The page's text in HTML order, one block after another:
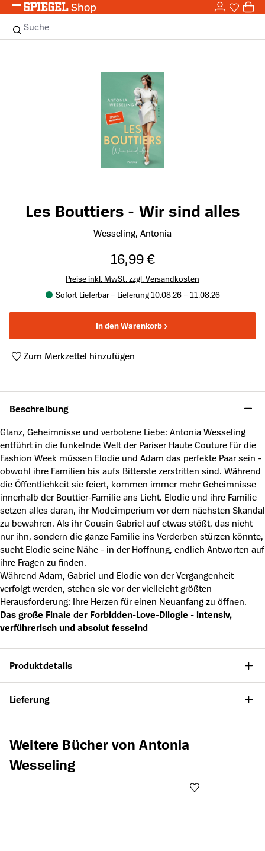
Zum Hauptinhalt springen 0
Suche
Les Bouttiers - Wir sind alles
Wesseling, Antonia
16,99 €
Preise inkl. MwSt. zzgl. Versandkosten
Sofort Lieferbar – Lieferung 10.08.26 – 11.08.26
In den Warenkorb
Zum Merkzettel hinzufügen
Beschreibung
Glanz, Geheimnisse und verbotene Liebe: Antonia Wesseling
entführt in die funkelnde Welt der Pariser Haute Couture Für die
Fashion Week müssen Elodie und Adam das perfekte Paar sein -
obwohl ihre Familien bis aufs Bitterste zerstritten sind. Während
die Öffentlichkeit sie feiert, kommen immer mehr Geheimnisse
innerhalb der Bouttier-Familie ans Licht. Elodie und ihre Familie
setzen alles daran, ihr Modeimperium vor dem nächsten Skandal
zu bewahren. Als ihr Cousin Gabriel auf etwas stößt, das nicht
nur ihn, sondern die ganze Familie ins Verderben stürzen könnte,
sucht Elodie seine Nähe - in der Hoffnung, endlich Antworten auf
ihre Fragen zu finden.
Während Adam, Gabriel und Elodie von der Vergangenheit
verfolgt werden, stehen sie vor der vielleicht größten
Herausforderung: Ihre Herzen für einen Neuanfang zu öffnen.
Das große Finale der Forbidden-Love-Dilogie - intensiv,
verführerisch und absolut fesselnd
Produktdetails
Lieferung
Produktgalerie überspringen
Weitere Bücher von Antonia
Wesseling